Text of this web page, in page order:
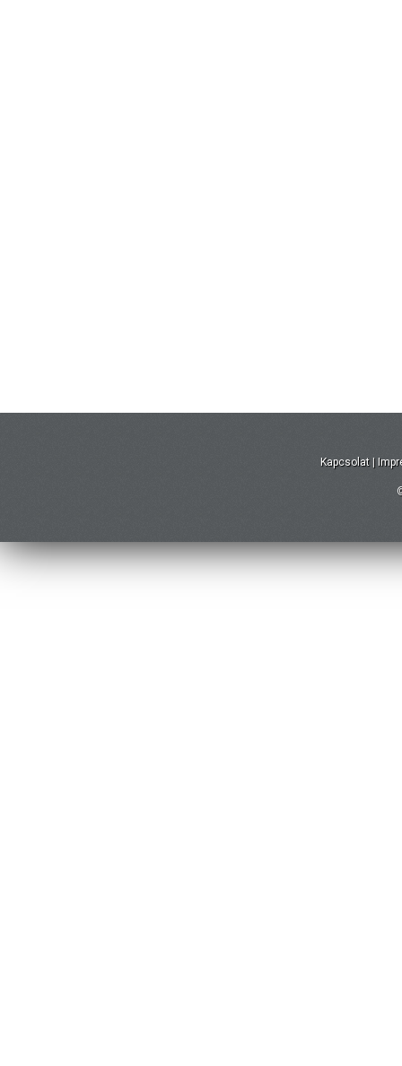
Kapcsolat |